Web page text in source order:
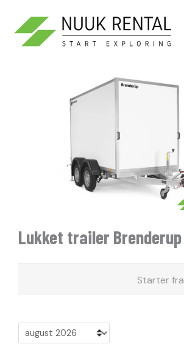
indholdet
Lukket trailer Brenderup
Starter fra